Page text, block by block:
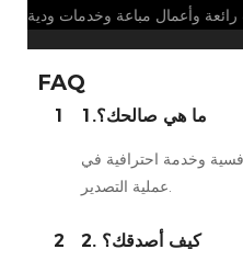
رائعة وأعمال مباعة وخدمات ودية
FAQ
1 1.ما هي صالحك؟
وخدمة احترافية في
عملية التصدير.
2 2. كيف أصدقك؟